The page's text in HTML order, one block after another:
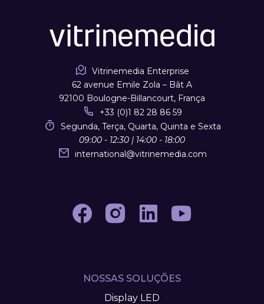
Vitrinemedia Enterprise
62 avenue Emile Zola – Bât A
92100 Boulogne-Billancourt, França
+33 (0)1 82 28 86 59
Segunda, Terça, Quarta, Quinta e Sexta
09:00 - 12:30 | 14:00 - 18:00
international@vitrinemedia.com
NOSSAS SOLUÇÕES
Display LED